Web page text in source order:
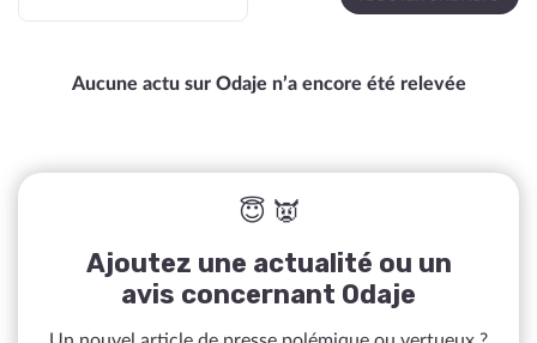
Aucune actu sur Odaje n’a encore été relevée
😇 👿
Ajoutez une actualité ou un
avis concernant Odaje